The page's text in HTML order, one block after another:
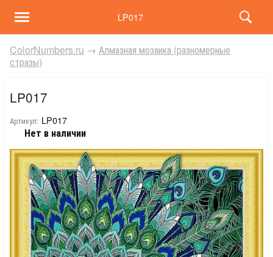
LP017
ColorNumbers.ru → Алмазная мозаика (разномерные
стразы)
LP017
Артикул: LP017
Нет в наличии